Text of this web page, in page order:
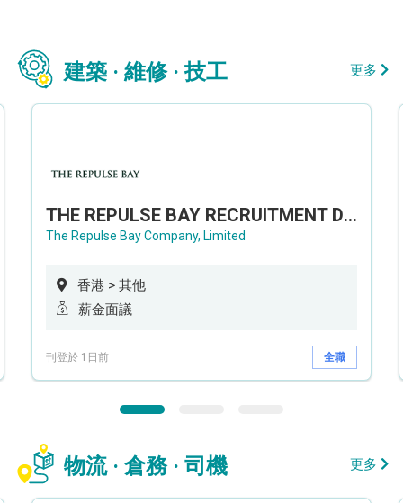
建築 · 維修 · 技工 更多
THE REPULSE BAY RECRUITMENT DAY 淺水灣影灣園人才招聘會
The Repulse Bay Company, Limited
香港 > 其他
薪金面議
刊登於 1日前 全職
物流 · 倉務 · 司機 更多